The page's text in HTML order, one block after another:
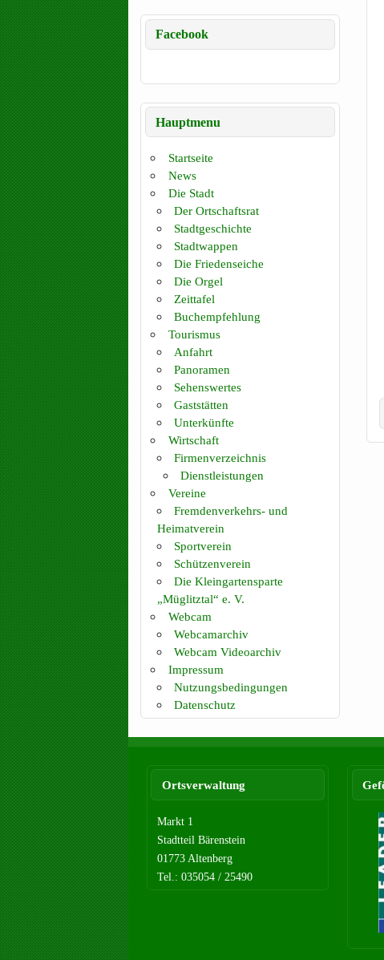
Facebook
Hauptmenu
Startseite
News
Die Stadt
Der Ortschaftsrat
Stadtgeschichte
Stadtwappen
Die Friedenseiche
Die Orgel
Zeittafel
Buchempfehlung
Tourismus
Anfahrt
Panoramen
Sehenswertes
Gaststätten
Unterkünfte
Wirtschaft
Firmenverzeichnis
Dienstleistungen
Vereine
Fremdenverkehrs- und
Heimatverein
Sportverein
Schützenverein
Die Kleingartensparte
„Müglitztal“ e. V.
Webcam
Webcamarchiv
Webcam Videoarchiv
Impressum
Nutzungsbedingungen
Datenschutz
Ortsverwaltung
Markt 1
Stadtteil Bärenstein
01773 Altenberg
Tel.: 035054 / 25490